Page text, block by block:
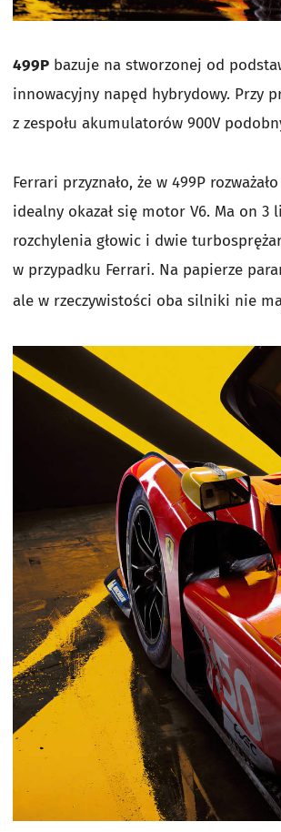
499P bazuje na stworzonej od
innowacyjny napęd hybrydowy. Przy
z zespołu akumulatorów 900V
Ferrari przyznało, że w 499P
idealny okazał się motor V6. Ma on
rozchylenia głowic i dwie
w przypadku Ferrari. Na papierze
ale w rzeczywistości oba silniki nie